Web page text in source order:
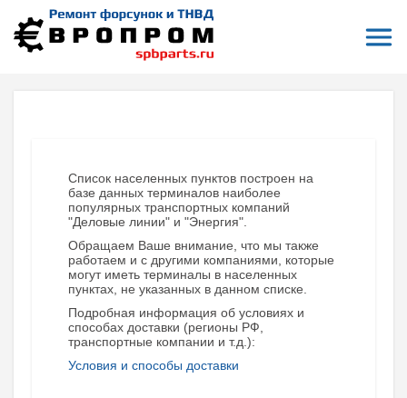
На главную Терминалы приема и отправки заказов
УЛЬЯНОВСК (УЛЬЯНОВСКАЯ ОБЛАСТЬ)
Список населенных пунктов построен на
базе данных терминалов наиболее
популярных транспортных компаний
"Деловые линии" и "Энергия".
Обращаем Ваше внимание, что мы также
работаем и с другими компаниями, которые
могут иметь терминалы в населенных
пунктах, не указанных в данном списке.
Подробная информация об условиях и
способах доставки (регионы РФ,
транспортные компании и т.д.):
Условия и способы доставки